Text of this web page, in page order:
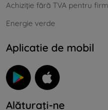
Achiziție fără TVA pentru
Energie verde
Aplicatie de mobil
Alăturați-ne